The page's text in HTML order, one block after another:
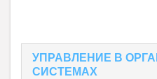
УПРАВЛЕНИЕ В
СИСТЕМАХ